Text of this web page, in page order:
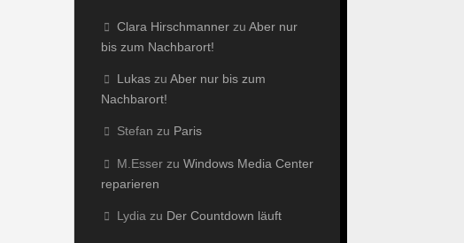
Clara Hirschmanner zu Aber nur
bis zum Nachbarort!
Lukas zu Aber nur bis zum
Nachbarort!
Stefan zu Paris
M.Esser zu Windows Media Center
reparieren
Lydia zu Der Countdown läuft